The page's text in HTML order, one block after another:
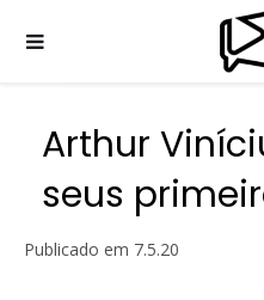
Arthur
seus
Publicado em 7.5.20